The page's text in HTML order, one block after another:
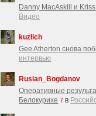
Danny MacAskill и
Видео
kuzlich
Gee Atherton снова
интервью
Ruslan_Bogdanov
Оперативные
Белокурихе 7 в